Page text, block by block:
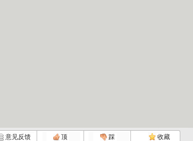
意见反馈 顶 踩
收藏